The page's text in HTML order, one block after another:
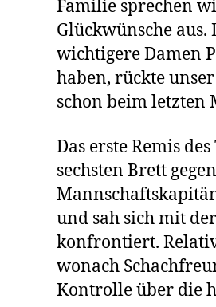
Familie sprechen
Glückwünsche aus.
wichtigere Damen
haben, rückte
schon beim letzten
Das erste Remis
sechsten Brett
und sah sich mit
konfrontiert.
wonach
Kontrolle über die